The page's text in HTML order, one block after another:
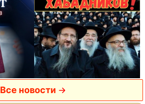
Все новости